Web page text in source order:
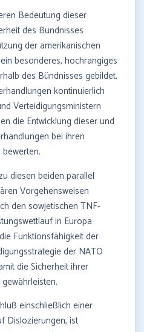
Bedeutung dieser
des Bündnisses
der amerikanischen
besonderes, hochrangiges
des Bündnisses gebildet.
kontinuierlich
Verteidigungsministern
die Entwicklung dieser und
bei ihren
diesen beiden parallel
Vorgehensweisen
den sowjetischen TNF-
in Europa
Funktionsfähigkeit der
der NATO
die Sicherheit ihrer
einschließlich einer
Dislozierungen, ist